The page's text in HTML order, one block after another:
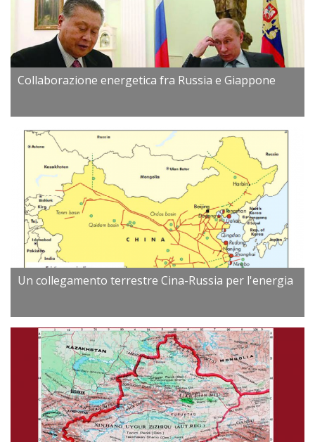
Collaborazione energetica fra Russia e Giappone
Un collegamento terrestre Cina-Russia per l'energia